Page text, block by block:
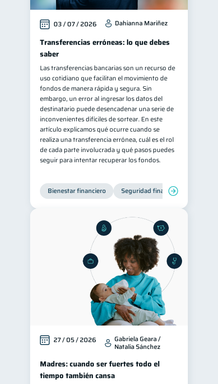
Bienestar financiero 22
Salud financiera 12
Productos financieros 11
Organización Financiera
Deudas 10 Préstamos 8
Ahorro 8 Consejos 6
Tarjeta de crédito 6
Historial crediticio 6
Servicios
Derechos & Deberes 4
Superintendencia de Bancos
Vacaciones
Criptomonedas
Cuenta Inactiva
Finanzas Personales 1
Finanzas en Pareja
Educación Financiera 1
Mipymes 1
Información financiera 1
inversiones 1
Retiro 1 Doble sueldo 1
03 / 07 / 2026 Dahianna Mariñez
Transferencias erróneas: lo que debes
saber
Las transferencias bancarias son un recurso de
uso cotidiano que facilitan el movimiento de
fondos de manera rápida y segura. Sin
embargo, un error al ingresar los datos del
destinatario puede desencadenar una serie de
inconvenientes difíciles de sortear. En este
artículo explicamos qué ocurre cuando se
realiza una transferencia errónea, cuál es el rol
de cada parte involucrada y qué pasos puedes
seguir para intentar recuperar los fondos.
Bienestar financiero Seguridad financiera
27 / 05 / 2026 Gabriela Geara /
Natalia Sánchez
Madres: cuando ser fuertes todo el
tiempo también cansa